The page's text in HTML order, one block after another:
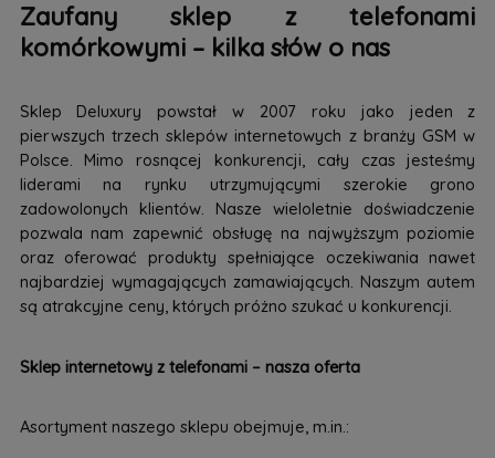
Zaufany sklep z telefonami
komórkowymi – kilka słów o nas
Sklep Deluxury powstał w 2007 roku jako jeden z
pierwszych trzech sklepów internetowych z branży GSM w
Polsce. Mimo rosnącej konkurencji, cały czas jesteśmy
liderami na rynku utrzymującymi szerokie grono
zadowolonych klientów. Nasze wieloletnie doświadczenie
pozwala nam zapewnić obsługę na najwyższym poziomie
oraz oferować produkty spełniające oczekiwania nawet
najbardziej wymagających zamawiających. Naszym autem
są atrakcyjne ceny, których próżno szukać u konkurencji.
Sklep internetowy z telefonami – nasza oferta
Asortyment naszego sklepu obejmuje, m.in.: